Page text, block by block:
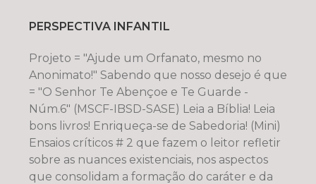
PERSPECTIVA INFANTIL
Projeto = "Ajude um Orfanato, mesmo no
Anonimato!" Sabendo que nosso desejo é que
= "O Senhor Te Abençoe e Te Guarde -
Núm.6" (MSCF-IBSD-SASE) Leia a Bíblia! Leia
bons livros! Enriqueça-se de Sabedoria! (Mini)
Ensaios críticos # 2 que fazem o leitor refletir
sobre as nuances existenciais, nos aspectos
que consolidam a formação do caráter e da